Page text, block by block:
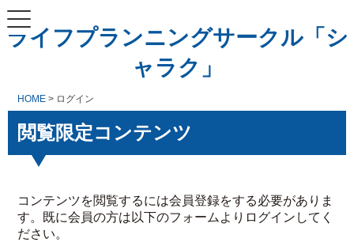
ライフプランニングサークル「シ
ャラク」
HOME > ログイン
閲覧限定コンテンツ
コンテンツを閲覧するには会員登録をする必要がありま
す。既に会員の方は以下のフォームよりログインしてく
ださい。